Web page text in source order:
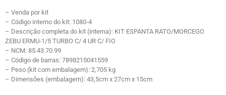
– Venda por kit
– Código interno do kit: 1080-4
– Descrição completa do kit (interna): KIT ESPANTA RATO/MORCEGO
ZEBU ERMU-1/5 TURBO C/ 4 UR C/ FIO
– NCM: 85.43.70.99
– Código de barras: 7898215041559
– Peso (kit com embalagem): 2,705 kg
– Dimensões (embalagem): 43,5cm x 27cm x 15cm